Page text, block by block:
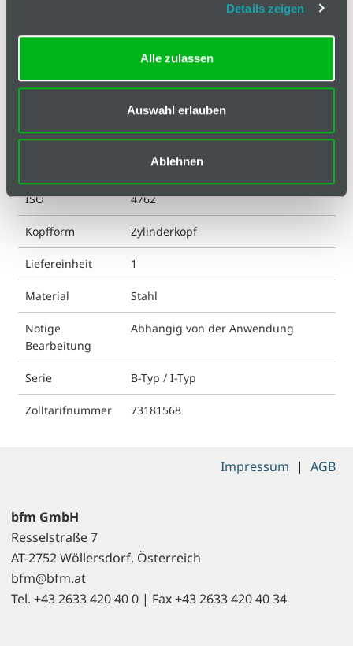
Details zeigen
Alle zulassen
Auswahl erlauben
Ablehnen
DIN 4762
verzinkt
Farbe silberfarbig
19.8 g
ISO 4762
Kopfform Zylinderkopf
Liefereinheit 1
Material Stahl
Nötige
Bearbeitung
Abhängig von der Anwendung
Serie B-Typ / I-Typ
Zolltarifnummer 73181568
bfm GmbH
Resselstraße 7
AT-2752 Wöllersdorf, Österreich
bfm@bfm.at
Tel. +43 2633 420 40 0 | Fax +43 2633 420 40 34
Impressum | AGB